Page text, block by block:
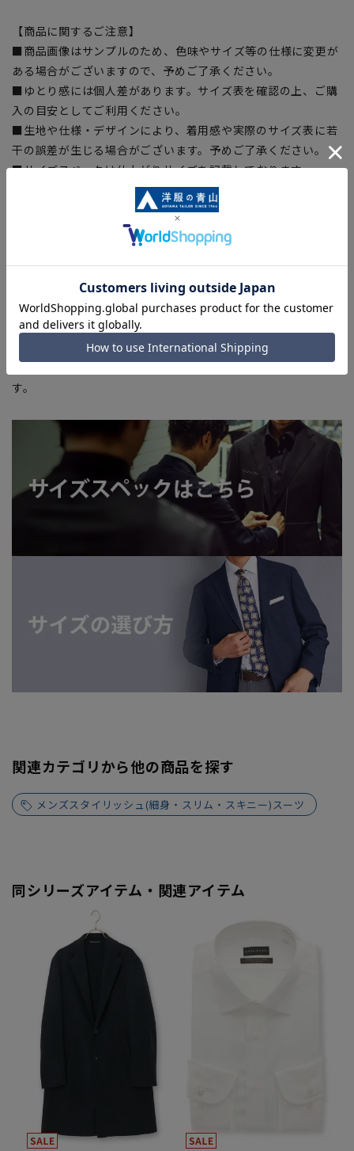
【商品に関するご注意】
■商品画像はサンプルのため、色味やサイズ等の仕様に変更が
ある場合がございますので、予めご了承ください。
■ゆとり感には個人差があります。サイズ表を確認の上、ご購
入の目安としてご利用ください。
■生地や仕様・デザインにより、着用感や実際のサイズ表に若
干の誤差が生じる場合がございます。予めご了承ください。
■サイズスペックは仕上がりサイズを記載しております。一
部、商品現物におすすめサイズ(ヌードサイズ)を記載している
■ブラウザやお使いのモニター環境、また撮影時の室内外の光
加減により、実際の商品と掲載画像の色味が異なる場合がござ
います。
■店舗や各モールサイトと商品在庫を共有しております関係
上、ご注文いただいたタイミングにより欠品が発生し、ご注文
を完了できない場合がございます。予めご了承ください。
■お急ぎ発送のご注文につきましても、ご注文のタイミングに
よってはお急ぎ発送サービスを選択できない場合がございま
す。
関連カテゴリから他の商品を探す
メンズスタイリッシュ(細身・スリム・スキニー)スーツ
同シリーズアイテム・関連アイテム